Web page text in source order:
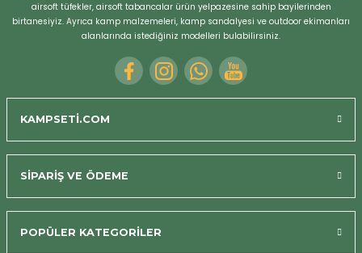
airsoft tüfekler, airsoft tabancalar ürün yelpazesine sahip bayilerinden
birtanesiyiz. Ayrıca kamp malzemeleri, kamp sandalyesi ve outdoor ekimanları
alanlarında istediğiniz modelleri bulabilirsiniz.
KAMPSETİ.COM
SİPARİŞ VE ÖDEME
POPÜLER KATEGORİLER
Bizi Arayın